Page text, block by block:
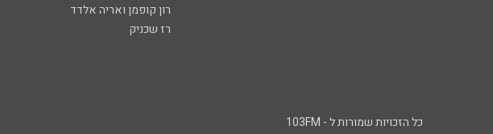
רון קופמן ואריה אלדד
רז שכניק
כל הזכויות שמורות ל - 103FM